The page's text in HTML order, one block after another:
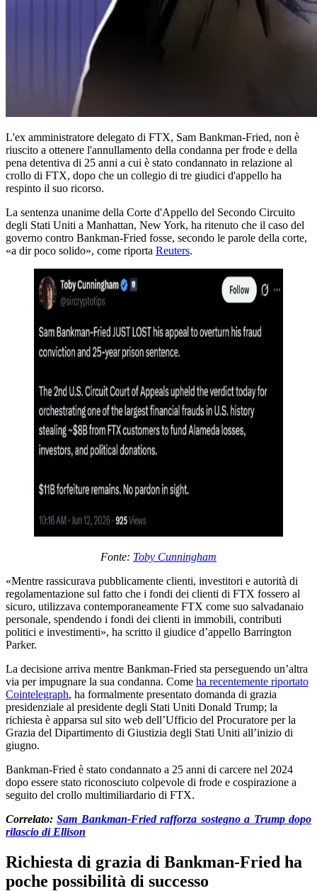
L'ex amministratore delegato di FTX, Sam Bankman-Fried, non è
riuscito a ottenere l'annullamento della condanna per frode e della
pena detentiva di 25 anni a cui è stato condannato in relazione al
crollo di FTX, dopo che un collegio di tre giudici d'appello ha
respinto il suo ricorso.
La sentenza unanime della Corte d'Appello del Secondo Circuito
degli Stati Uniti a Manhattan, New York, ha ritenuto che il caso del
governo contro Bankman-Fried fosse, secondo le parole della corte,
«a dir poco solido», come riporta Reuters.
Fonte: Toby Cunningham
«Mentre rassicurava pubblicamente clienti, investitori e autorità di
regolamentazione sul fatto che i fondi dei clienti di FTX fossero al
sicuro, utilizzava contemporaneamente FTX come suo salvadanaio
personale, spendendo i fondi dei clienti in immobili, contributi
politici e investimenti», ha scritto il giudice d’appello Barrington
Parker.
La decisione arriva mentre Bankman-Fried sta perseguendo un’altra
via per impugnare la sua condanna. Come ha recentemente riportato
Cointelegraph, ha formalmente presentato domanda di grazia
presidenziale al presidente degli Stati Uniti Donald Trump; la
richiesta è apparsa sul sito web dell’Ufficio del Procuratore per la
Grazia del Dipartimento di Giustizia degli Stati Uniti all’inizio di
giugno.
Bankman-Fried è stato condannato a 25 anni di carcere nel 2024
dopo essere stato riconosciuto colpevole di frode e cospirazione a
seguito del crollo multimiliardario di FTX.
Correlato:Sam Bankman-Fried rafforza sostegno a Trump dopo
rilascio di Ellison
Richiesta di grazia di Bankman-Fried ha
poche possibilità di successo